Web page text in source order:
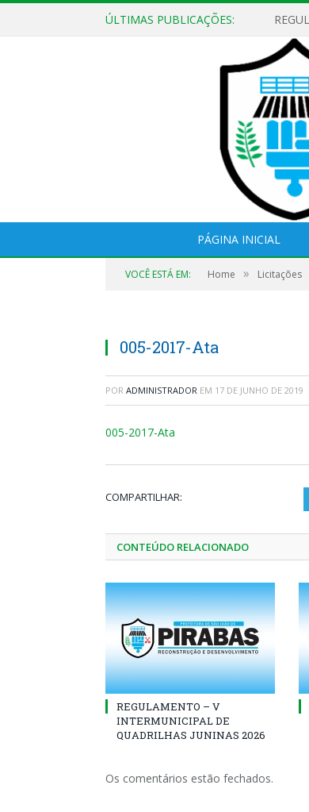
ÚLTIMAS PUBLICAÇÕES:
PÁGINA INICIAL
VOCÊ ESTÁ EM: Home » Licitações
005-2017-Ata
POR ADMINISTRADOR EM 17 DE JUNHO DE 2019
005-2017-Ata
COMPARTILHAR:
CONTEÚDO RELACIONADO
REGULAMENTO – V
INTERMUNICIPAL DE
QUADRILHAS JUNINAS 2026
Os comentários estão fechados.